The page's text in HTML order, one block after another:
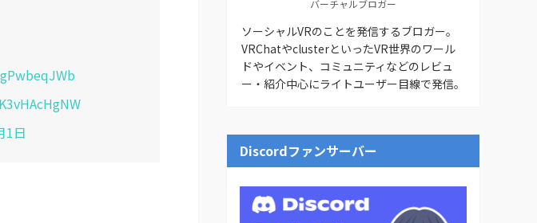
1日
バーチャルブロガー
ソーシャルVRのことを発信するブロガー。
VRChatやclusterといったVR世界のワール
ドやイベント、コミュニティなどのレビュ
ー・紹介中心にライトユーザー目線で発信。
Discordファンサーバー